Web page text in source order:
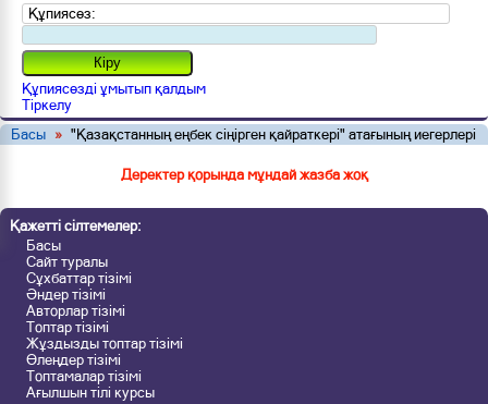
Құпиясөз:
Құпиясөзді ұмытып қалдым
Тіркелу
Басы » "Қазақстанның еңбек сіңірген қайраткері" атағының иегерлері
Деректер қорында мұндай жазба жоқ
Қажетті сілтемелер:
Басы
Сайт туралы
Сұхбаттар тізімі
Әндер тізімі
Авторлар тізімі
Топтар тізімі
Жұздызды топтар тізімі
Өлеңдер тізімі
Топтамалар тізімі
Ағылшын тілі курсы